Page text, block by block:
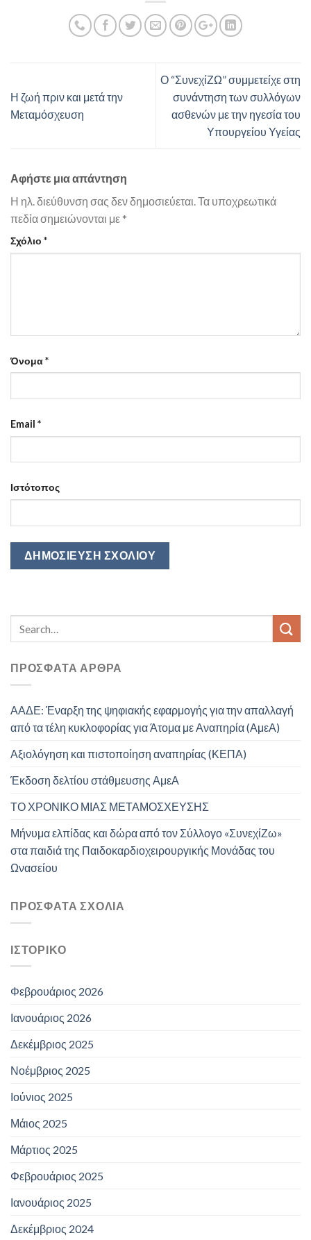
Η ζωή πριν και μετά την
Μεταμόσχευση
Ο “ΣυνεχίΖΩ” συμμετείχε στη
συνάντηση των συλλόγων
ασθενών με την ηγεσία του
Υπουργείου Υγείας
Αφήστε μια απάντηση
Η ηλ. διεύθυνση σας δεν δημοσιεύεται.Τα υποχρεωτικά
πεδία σημειώνονται με *
Σχόλιο *
Όνομα*
Email *
Ιστότοπος
ΠΡΌΣΦΑΤΑ ΆΡΘΡΑ
ΑΑΔΕ: Έναρξη της ψηφιακής εφαρμογής για την απαλλαγή
από τα τέλη κυκλοφορίας για Άτομα με Αναπηρία (ΑμεΑ)
Αξιολόγηση και πιστοποίηση αναπηρίας (ΚΕΠΑ)
Έκδοση δελτίου στάθμευσης ΑμεΑ
ΤΟ ΧΡΟΝΙΚΟ ΜΙΑΣ ΜΕΤΑΜΟΣΧΕΥΣΗΣ
Μήνυμα ελπίδας και δώρα από τον Σύλλογο «ΣυνεχίΖω»
στα παιδιά της Παιδοκαρδιοχειρουργικής Μονάδας του
Ωνασείου
ΠΡΌΣΦΑΤΑ ΣΧΌΛΙΑ
ΙΣΤΟΡΙΚΌ
Φεβρουάριος 2026
Ιανουάριος 2026
Δεκέμβριος 2025
Νοέμβριος 2025
Ιούνιος 2025
Μάιος 2025
Μάρτιος 2025
Φεβρουάριος 2025
Ιανουάριος 2025
Δεκέμβριος 2024